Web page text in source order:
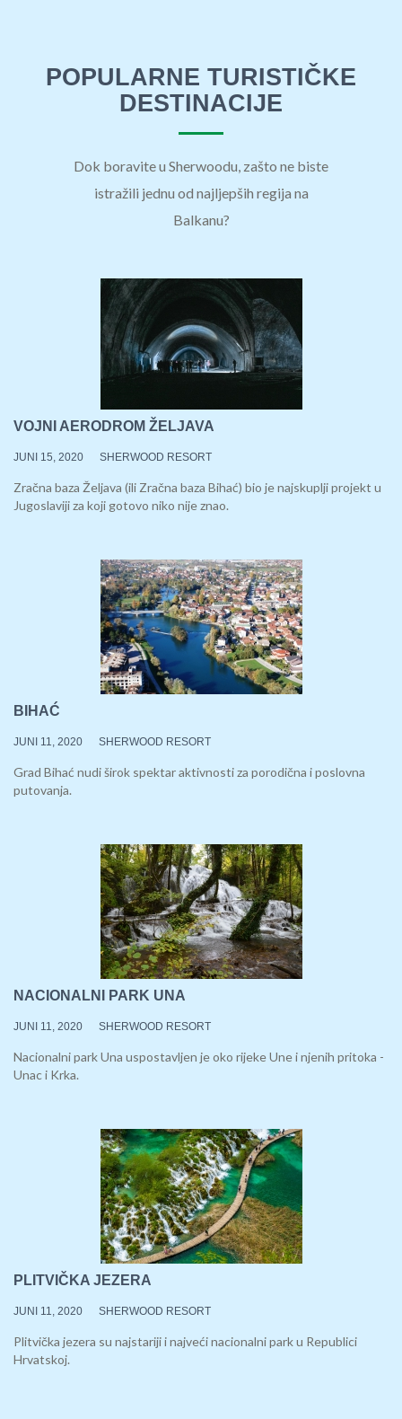
POPULARNE TURISTIČKE
DESTINACIJE
Dok boravite u Sherwoodu, zašto ne biste
istražili jednu od najljepših regija na
Balkanu?
VOJNI AERODROM ŽELJAVA
JUNI 15, 2020 SHERWOOD RESORT
Zračna baza Željava (ili Zračna baza Bihać) bio je najskuplji projekt u
Jugoslaviji za koji gotovo niko nije znao.
BIHAĆ
JUNI 11, 2020 SHERWOOD RESORT
Grad Bihać nudi širok spektar aktivnosti za porodična i poslovna
putovanja.
NACIONALNI PARK UNA
JUNI 11, 2020 SHERWOOD RESORT
Nacionalni park Una uspostavljen je oko rijeke Une i njenih pritoka -
Unac i Krka.
PLITVIČKA JEZERA
JUNI 11, 2020 SHERWOOD RESORT
Plitvička jezera su najstariji i najveći nacionalni park u Republici
Hrvatskoj.